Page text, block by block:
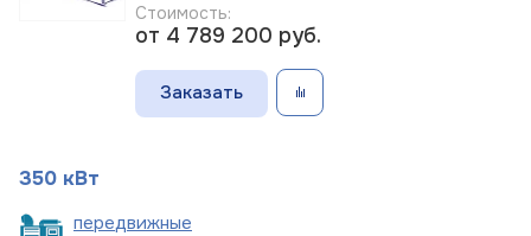
Стоимость:
от 4 789 200 руб.
Заказать
350 кВт
передвижные